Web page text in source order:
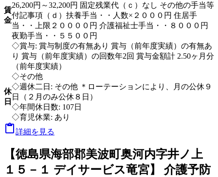
賃
金
26,200円～32,200円 固定残業代（ｃ）なし その他の手当等
付記事項（ｄ）扶養手当・・人数×２０００円 住居手
当・・上限２００００円 介護福祉士手当・・８０００円
夜勤手当・・５５００円
◇賞与: 賞与制度の有無あり 賞与（前年度実績）の有無あ
り 賞与（前年度実績）の回数年2回 賞与金額計 2.50ヶ月分
（前年度実績）
休
日
◇その他
◇週休二日: その他 ＊ローテーションにより、月の公休９
日（２月のみ公休８日）
◇年間休日数: 107日
◇育児休業: あり
詳細を見る
【徳島県海部郡美波町奥河内字井ノ上
１５－１ デイサービス竜宮】 介護予防